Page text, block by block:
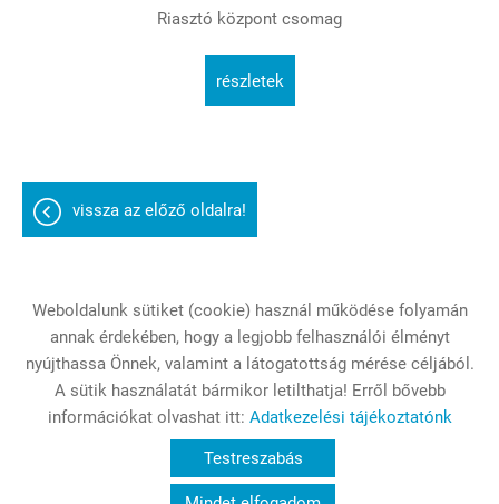
Riasztó központ csomag
részletek
vissza az előző oldalra!
© 2026 - Minden jog fenntartva
Oldal információk
Adatkezelési tájékoztató
Impresszum
Sütik kezelése
Testreszabás
Weboldalunk sütiket (cookie) használ működése folyamán
annak érdekében, hogy a legjobb felhasználói élményt
nyújthassa Önnek, valamint a látogatottság mérése céljából.
A sütik használatát bármikor letilthatja! Erről bővebb
információkat olvashat itt: Adatkezelési tájékoztatónk